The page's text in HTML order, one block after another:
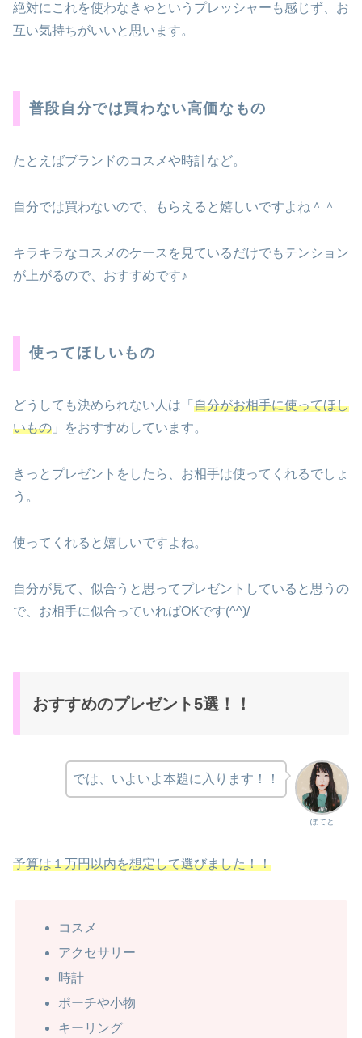
絶対にこれを使わなきゃというプレッシャーも感じず、お
互い気持ちがいいと思います。
普段自分では買わない高価なもの
たとえばブランドのコスメや時計など。
自分では買わないので、もらえると嬉しいですよね＾＾
キラキラなコスメのケースを見ているだけでもテンション
が上がるので、おすすめです♪
使ってほしいもの
どうしても決められない人は「 自分がお相手に使ってほし
いもの 」をおすすめしています。
きっとプレゼントをしたら、お相手は使ってくれるでしょ
う。
使ってくれると嬉しいですよね。
自分が見て、似合うと思ってプレゼントしていると思うの
で、お相手に似合っていればOKです(^^)/
おすすめのプレゼント5選！！
ぽてと
では、いよいよ本題に入ります！！
予算は１万円以内を想定して選びました！！
コスメ
アクセサリー
時計
ポーチや小物
キーリング